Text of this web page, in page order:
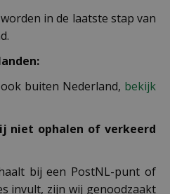
in de laatste stap van
buiten Nederland, bekijk
niet ophalen of verkeerd
bij een PostNL-punt of
invult, zijn wij genoodzaakt